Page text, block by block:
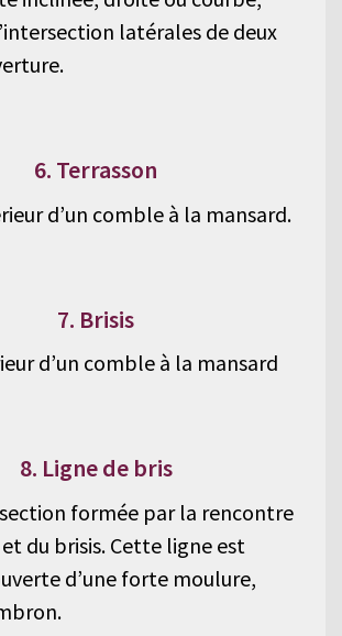
latérales de deux
6. Terrasson
d’un comble à la mansard.
7. Brisis
d’un comble à la mansard
8. Ligne de bris
formée par la rencontre
du brisis. Cette ligne est
d’une forte moulure,